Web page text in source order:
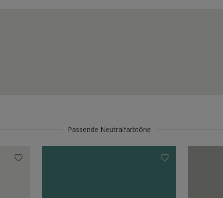
Passende Neutralfarbtöne